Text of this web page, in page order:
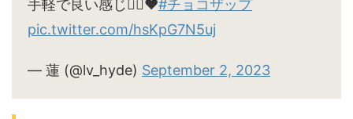
手軽で良い感じ🙆‍♀️♥#チョコザップ
pic.twitter.com/hsKpG7N5uj
— 蓮 (@lv_hyde) September 2, 2023